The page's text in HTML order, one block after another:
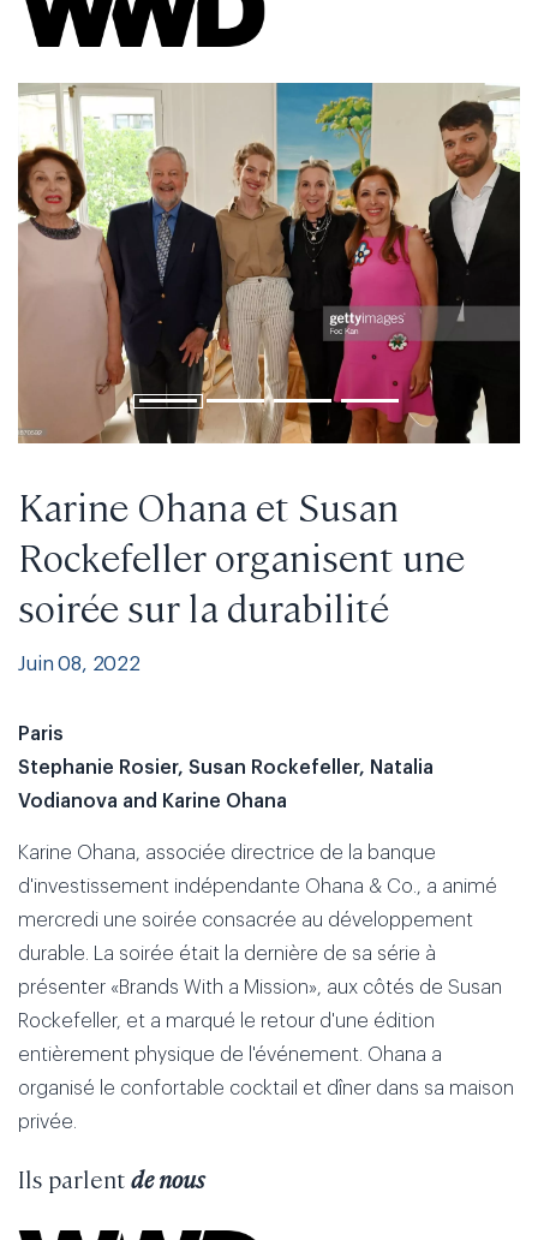
Karine Ohana et Susan
Rockefeller organisent une
soirée sur la durabilité
Juin 08, 2022
Paris
Stephanie Rosier, Susan Rockefeller, Natalia
Vodianova and Karine Ohana
Karine Ohana, associée directrice de la banque
d'investissement indépendante Ohana & Co., a animé
mercredi une soirée consacrée au développement
durable. La soirée était la dernière de sa série à
présenter «Brands With a Mission», aux côtés de Susan
Rockefeller, et a marqué le retour d'une édition
entièrement physique de l'événement. Ohana a
organisé le confortable cocktail et dîner dans sa maison
privée.
Ils parlentde nous